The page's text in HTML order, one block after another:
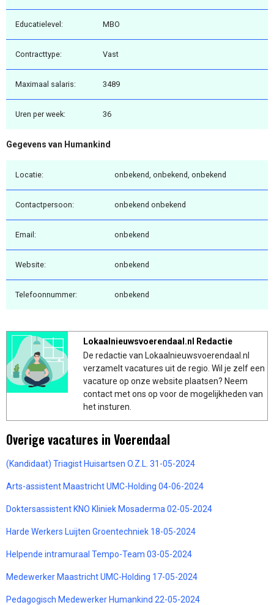
Educatielevel: MBO
Contracttype: Vast
Maximaal salaris: 3489
Uren per week: 36
Gegevens van Humankind
Locatie: onbekend, onbekend, onbekend
Contactpersoon: onbekend onbekend
Email: onbekend
Website: onbekend
Telefoonnummer: onbekend
Lokaalnieuwsvoerendaal.nl Redactie
De redactie van Lokaalnieuwsvoerendaal.nl
verzamelt vacatures uit de regio. Wil je zelf een
vacature op onze website plaatsen? Neem
contact met ons op voor de mogelijkheden van
het insturen.
Overige vacatures in Voerendaal
(Kandidaat) Triagist Huisartsen O.Z.L. 31-05-2024
Arts-assistent Maastricht UMC-Holding 04-06-2024
Doktersassistent KNO Kliniek Mosaderma 02-05-2024
Harde Werkers Luijten Groentechniek 18-05-2024
Helpende intramuraal Tempo-Team 03-05-2024
Medewerker Maastricht UMC-Holding 17-05-2024
Pedagogisch Medewerker Humankind 22-05-2024